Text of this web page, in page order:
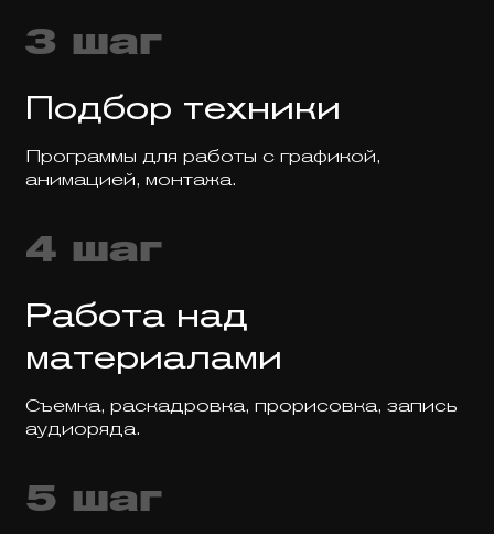
3 шаг
Подбор техники
Программы для работы с графикой,
анимацией, монтажа.
4 шаг
Работа над
материалами
Съемка, раскадровка, прорисовка, запись
аудиоряда.
5 шаг